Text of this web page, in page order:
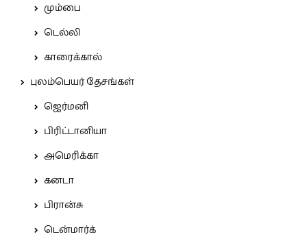
மும்பை
டெல்லி
காரைக்கால்
புலம்பெயர் தேசங்கள்
ஜெர்மனி
பிரிட்டானியா
அமெரிக்கா
கனடா
பிரான்சு
டென்மார்க்